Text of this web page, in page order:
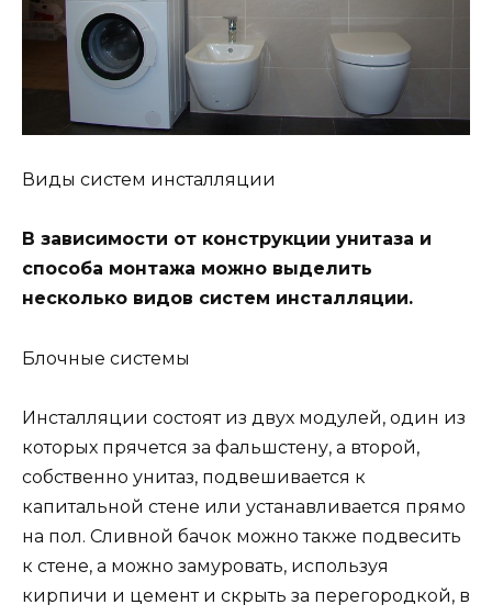
Виды систем инсталляции
В зависимости от конструкции унитаза и
способа монтажа можно выделить
несколько видов систем инсталляции.
Блочные системы
Инсталляции состоят из двух модулей, один из
которых прячется за фальшстену, а второй,
собственно унитаз, подвешивается к
капитальной стене или устанавливается прямо
на пол. Сливной бачок можно также подвесить
к стене, а можно замуровать, используя
кирпичи и цемент и скрыть за перегородкой, в